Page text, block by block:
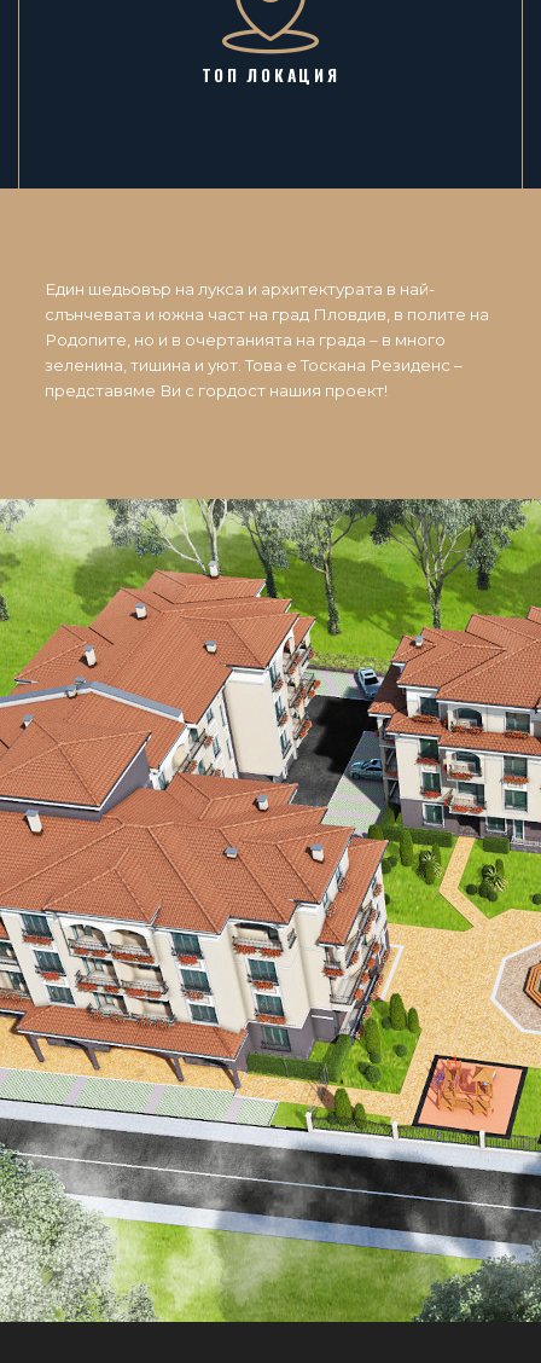
ТОП ЛОКАЦИЯ
Един шедьовър на лукса и архитектурата в най-
слънчевата и южна част на град Пловдив, в полите на
Родопите, но и в очертанията на града – в много
зеленина, тишина и уют. Това е Тоскана Резиденс –
представяме Ви с гордост нашия проект!